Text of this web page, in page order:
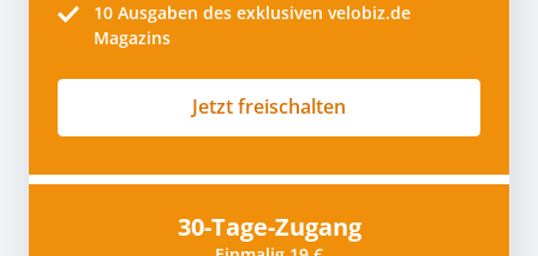
10 Ausgaben des exklusiven velobiz.de
Magazins
Jetzt freischalten
30-Tage-Zugang